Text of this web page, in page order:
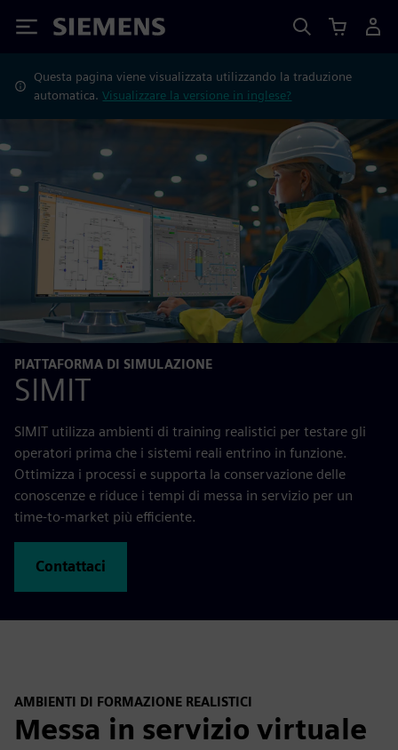
Siemens
Questa pagina viene visualizzata utilizzando la traduzione
automatica.Visualizzare la versione in inglese?
PIATTAFORMA DI SIMULAZIONE
SIMIT
SIMIT utilizza ambienti di training realistici per testare gli
operatori prima che i sistemi reali entrino in funzione.
Ottimizza i processi e supporta la conservazione delle
conoscenze e riduce i tempi di messa in servizio per un
time-to-market più efficiente.
Contattaci
AMBIENTI DI FORMAZIONE REALISTICI
Messa in servizio virtuale